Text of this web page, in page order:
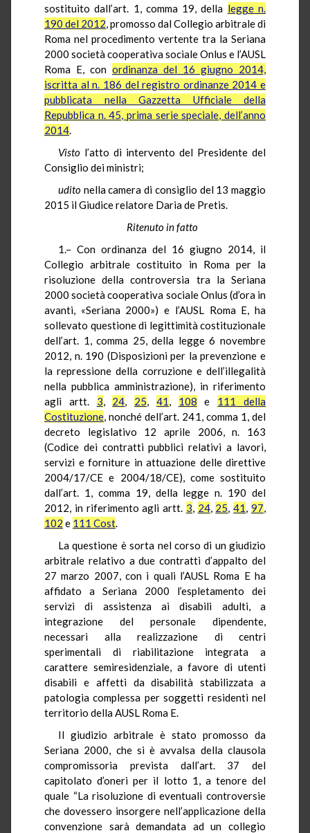
sostituito dall’art. 1, comma 19, della legge n.
190 del 2012, promosso dal Collegio arbitrale di
Roma nel procedimento vertente tra la Seriana
2000 società cooperativa sociale Onlus e l’AUSL
Roma E, con ordinanza del 16 giugno 2014,
iscritta al n. 186 del registro ordinanze 2014 e
pubblicata nella Gazzetta Ufficiale della
Repubblica n. 45, prima serie speciale, dell’anno
2014.
Visto l’atto di intervento del Presidente del
Consiglio dei ministri;
udito nella camera di consiglio del 13 maggio
2015 il Giudice relatore Daria de Pretis.
Ritenuto in fatto
1.– Con ordinanza del 16 giugno 2014, il
Collegio arbitrale costituito in Roma per la
risoluzione della controversia tra la Seriana
2000 società cooperativa sociale Onlus (d’ora in
avanti, «Seriana 2000») e l’AUSL Roma E, ha
sollevato questione di legittimità costituzionale
dell’art. 1, comma 25, della legge 6 novembre
2012, n. 190 (Disposizioni per la prevenzione e
la repressione della corruzione e dell’illegalità
nella pubblica amministrazione), in riferimento
agli artt. 3, 24, 25, 41, 108 e 111 della
Costituzione, nonché dell’art. 241, comma 1, del
decreto legislativo 12 aprile 2006, n. 163
(Codice dei contratti pubblici relativi a lavori,
servizi e forniture in attuazione delle direttive
2004/17/CE e 2004/18/CE), come sostituito
dall’art. 1, comma 19, della legge n. 190 del
2012, in riferimento agli artt. 3, 24, 25,41,97,
102 e 111 Cost.
La questione è sorta nel corso di un giudizio
arbitrale relativo a due contratti d’appalto del
27 marzo 2007, con i quali l’AUSL Roma E ha
affidato a Seriana 2000 l’espletamento dei
servizi di assistenza ai disabili adulti, a
integrazione del personale dipendente,
necessari alla realizzazione di centri
sperimentali di riabilitazione integrata a
carattere semiresidenziale, a favore di utenti
disabili e affetti da disabilità stabilizzata a
patologia complessa per soggetti residenti nel
territorio della AUSL Roma E.
Il giudizio arbitrale è stato promosso da
Seriana 2000, che si è avvalsa della clausola
compromissoria prevista dall’art. 37 del
capitolato d’oneri per il lotto 1, a tenore del
quale “La risoluzione di eventuali controversie
che dovessero insorgere nell’applicazione della
convenzione sarà demandata ad un collegio